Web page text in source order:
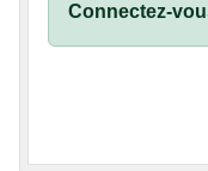
Connectez-